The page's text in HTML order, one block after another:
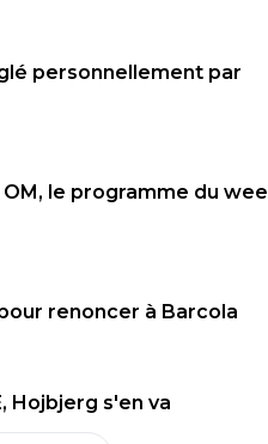
personnellement par
OM, le programme du
renoncer à Barcola
Hojbjerg s'en va